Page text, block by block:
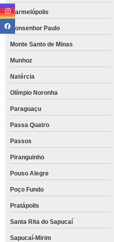
Marmelópolis
Monsenhor Paulo
Monte Santo de Minas
Munhoz
Natércia
Olímpio Noronha
Paraguaçu
Passa Quatro
Passos
Piranguinho
Pouso Alegre
Poço Fundo
Pratápolis
Santa Rita do Sapucaí
Sapucaí-Mirim